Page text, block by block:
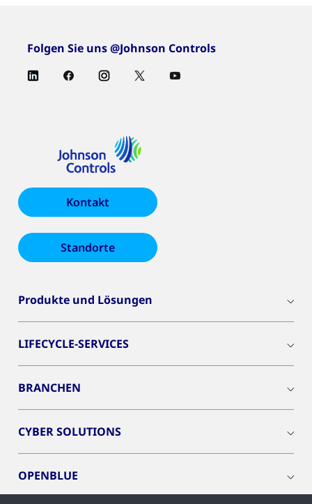
Folgen Sie uns @Johnson Controls
Kontakt
Standorte
Produkte und Lösungen
LIFECYCLE-SERVICES
BRANCHEN
CYBER SOLUTIONS
OPENBLUE